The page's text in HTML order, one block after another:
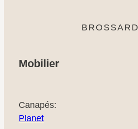
BROSSARD
Mobilier
Canapés:
Planet